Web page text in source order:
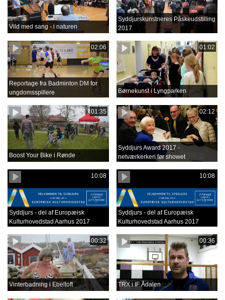
Vild med sang - i naturen
Syddjurskunstneres Påskeudstilling
2017
02:06
Reportage fra Badminton DM for
ungdomsspillere
01:02
Børnekunst i Lyngparken
01:35
Boost Your Bike i Rønde
02:12
Syddjurs Award 2017 -
netværkerkeri før showet
10:08
Syddjurs - del af Europæisk
Kulturhovedstad Aarhus 2017
10:08
Syddjurs - del af Europæisk
Kulturhovedstad Aarhus 2017
00:32
Vinterbadning i Ebeltoft
00:36
TRX i IF Ådalen